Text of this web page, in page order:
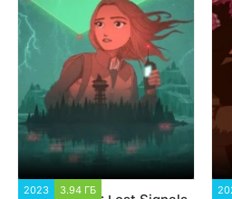
2023 3.94 ГБ